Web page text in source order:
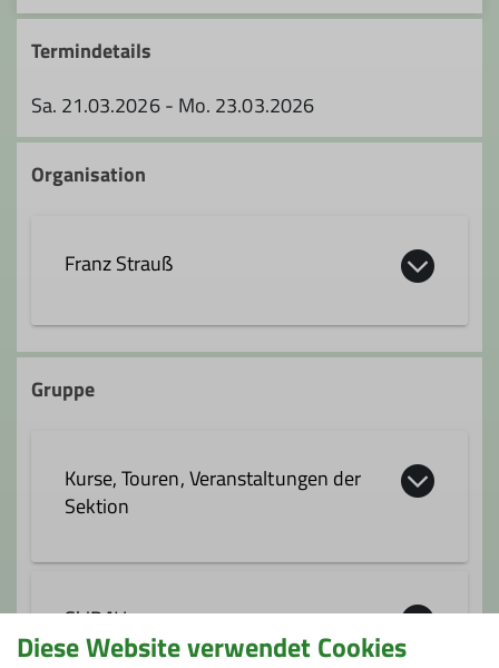
Termindetails
Sa. 21.03.2026 - Mo. 23.03.2026
Organisation
Franz Strauß
07331 82888 ab 19:00 Uhr
Gruppe
Kurse, Touren, Veranstaltungen der
Sektion
SkiDAV
Diese Website verwendet Cookies